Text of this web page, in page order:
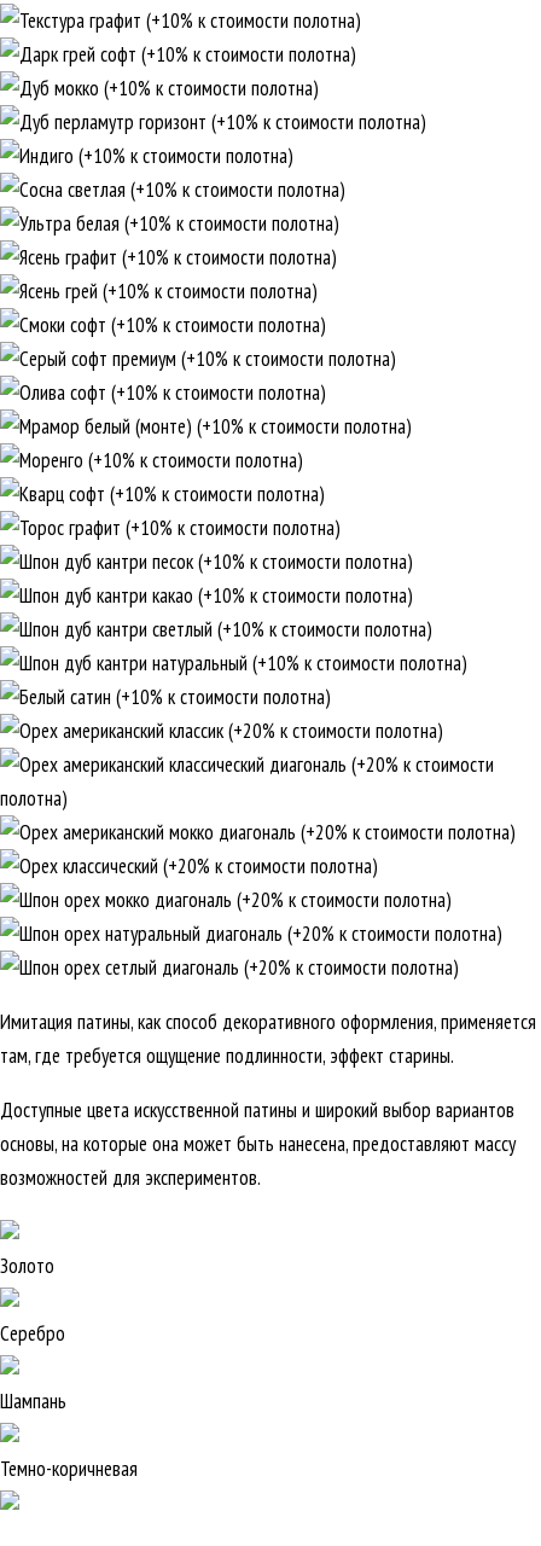
Имитация патины, как способ декоративного оформления, применяется
там, где требуется ощущение подлинности, эффект старины.
Доступные цвета искусственной патины и широкий выбор вариантов
основы, на которые она может быть нанесена, предоставляют массу
возможностей для экспериментов.
Золото
Серебро
Шампань
Темно-коричневая